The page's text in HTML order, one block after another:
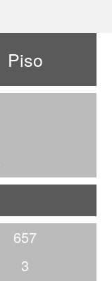
Piso
657
3